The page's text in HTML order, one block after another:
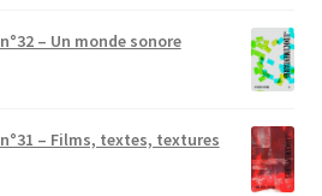
– Un monde sonore
– Films, textes, textures